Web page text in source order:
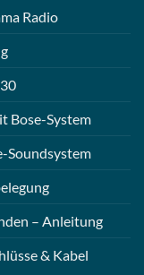
Radio
Bose-System
Soundsystem
– Anleitung
& Kabel